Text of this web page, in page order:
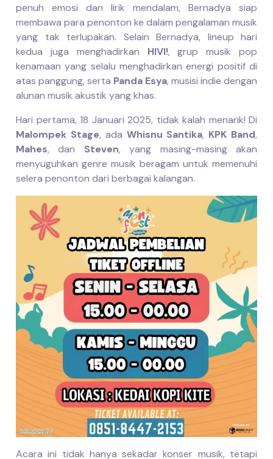
penuh emosi dan lirik mendalam, Bernadya siap
membawa para penonton ke dalam pengalaman musik
yang tak terlupakan. Selain Bernadya, lineup hari
kedua juga menghadirkan HIVI!, grup musik pop
kenamaan yang selalu menghadirkan energi positif di
atas panggung, serta Panda Esya, musisi indie dengan
alunan musik akustik yang khas.
Hari pertama, 18 Januari 2025, tidak kalah menarik! Di
Malompek Stage, ada Whisnu Santika, KPK Band,
Mahes, dan Steven, yang masing-masing akan
menyuguhkan genre musik beragam untuk memenuhi
selera penonton dari berbagai kalangan.
Acara ini tidak hanya sekadar konser musik, tetapi